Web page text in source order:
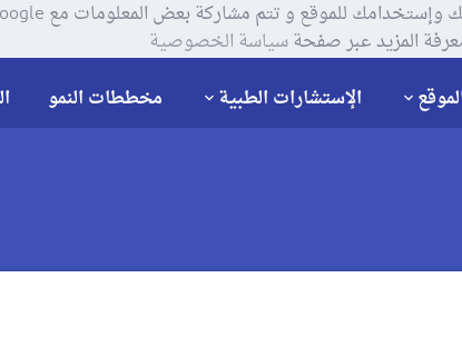
المزيد عبر صفحةسياسة الخصوصية
الإستشارات الطبية مخططات النمو